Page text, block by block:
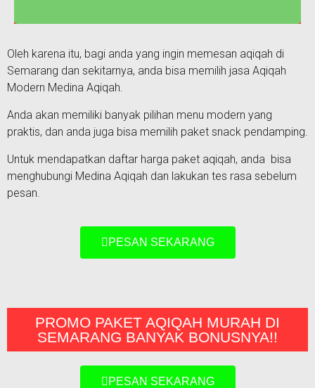
Oleh karena itu, bagi anda yang ingin memesan aqiqah di
Semarang dan sekitarnya, anda bisa memilih jasa Aqiqah
Modern Medina Aqiqah.
Anda akan memiliki banyak pilihan menu modern yang
praktis, dan anda juga bisa memilih paket snack pendamping.
Untuk mendapatkan daftar harga paket aqiqah, anda bisa
menghubungi Medina Aqiqah dan lakukan tes rasa sebelum
pesan.
PESAN SEKARANG
PROMO PAKET AQIQAH MURAH DI
SEMARANG BANYAK BONUSNYA!!
PESAN SEKARANG